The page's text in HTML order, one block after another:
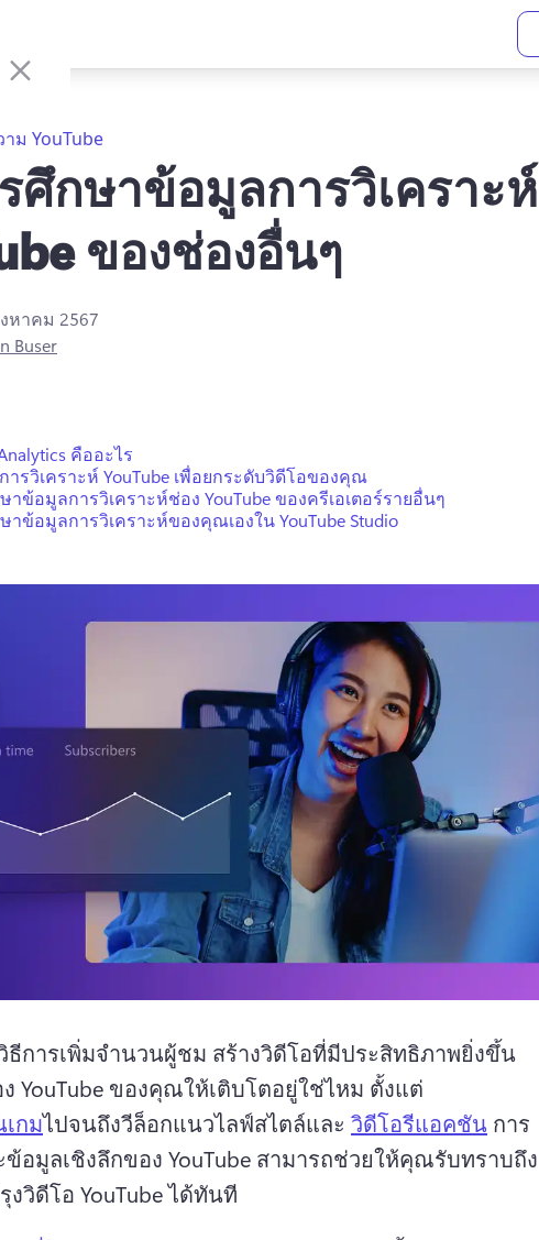
ม YouTube
ศึกษาข้อมูลการวิเคราะห์
ของช่องอื่นๆ
หาคม 2567
Buser
คืออะไร
ารวิเคราะห์ YouTube เพื่อยกระดับวิดีโอของคุณ
าข้อมูลการวิเคราะห์ช่อง YouTube ของครีเอเตอร์รายอื่นๆ
าข้อมูลการวิเคราะห์ของคุณเองใน YouTube Studio
ธีการเพิ่มจำนวนผู้ชม สร้างวิดีโอที่มีประสิทธิภาพยิ่งขึ้น
YouTube ของคุณให้เติบโตอยู่ใช่ไหม ตั้งแต่
เกมไปจนถึงวีล็อกแนวไลฟ์สไตล์และ วิดีโอรีแอคชัน การ
ข้อมูลเชิงลึกของ YouTube สามารถช่วยให้คุณรับทราบถึง
วิดีโอ YouTube ได้ทันที